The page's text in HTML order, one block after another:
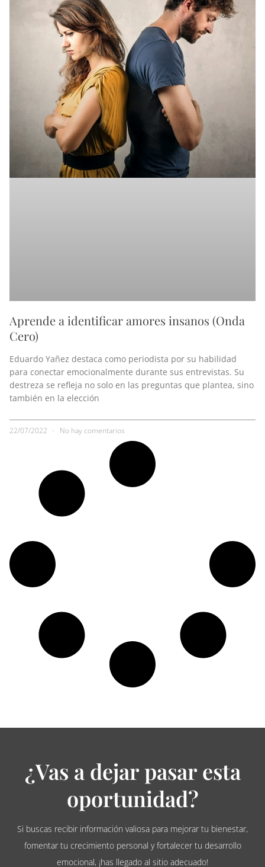
Aprende a identificar amores insanos (Onda
Cero)
Eduardo Yañez destaca como periodista por su habilidad
para conectar emocionalmente durante sus entrevistas. Su
destreza se refleja no solo en las preguntas que plantea, sino
también en la elección
22/07/2022 No hay comentarios
¿Vas a dejar pasar esta
oportunidad?
Si buscas recibir información valiosa para mejorar tu bienestar,
fomentar tu crecimiento personal y fortalecer tu desarrollo
emocional, ¡has llegado al sitio adecuado!